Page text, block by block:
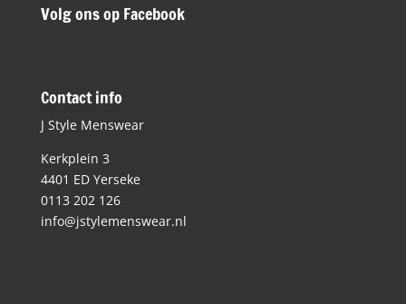
Volg ons op Facebook
Contact info
J Style Menswear
Kerkplein 3
4401 ED Yerseke
0113 202 126
info@jstylemenswear.nl